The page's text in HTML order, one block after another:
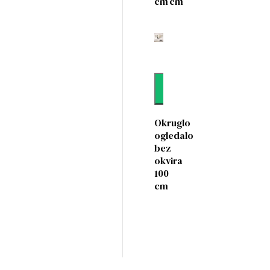
Okruglo
ogledalo
bez
okvira
100
cm